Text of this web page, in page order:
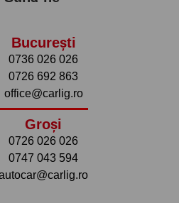
București
0736 026 026
0726 692 863
office@carlig.ro
Groși
0726 026 026
0747 043 594